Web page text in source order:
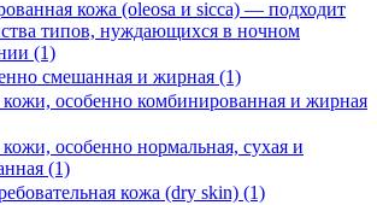
кожа (oleosa и sicca) — подходит
типов, нуждающихся в ночном
(1)
смешанная и жирная (1)
особенно комбинированная и жирная
особенно нормальная, сухая и
(1)
кожа (dry skin) (1)